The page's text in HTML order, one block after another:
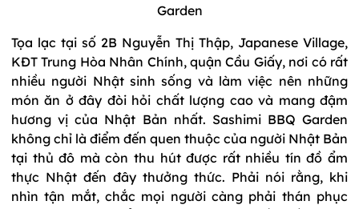
Garden
Tọa lạc tại số 2B Nguyễn Thị Thập, Japanese Village,
KĐT Trung Hòa Nhân Chính, quận Cầu Giấy, nơi có rất
nhiều người Nhật sinh sống và làm việc nên những
món ăn ở đây đòi hỏi chất lượng cao và mang đậm
hương vị của Nhật Bản nhất. Sashimi BBQ Garden
không chỉ là điểm đến quen thuộc của người Nhật Bản
tại thủ đô mà còn thu hút được rất nhiều tín đồ ẩm
thực Nhật đến đây thưởng thức. Phải nói rằng, khi
nhìn tận mắt, chắc mọi người càng phải thán phục